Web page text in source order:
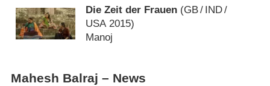
Die Zeit der Frauen (GB/ IND/
USA2015)
Manoj
Mahesh Balraj – News